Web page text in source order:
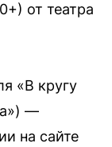
от театра
«В кругу
—
на сайте